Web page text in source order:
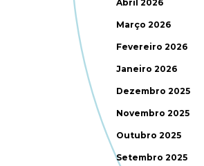
Abril 2026
Março 2026
Fevereiro 2026
Janeiro 2026
Dezembro 2025
Novembro 2025
Outubro 2025
Setembro 2025